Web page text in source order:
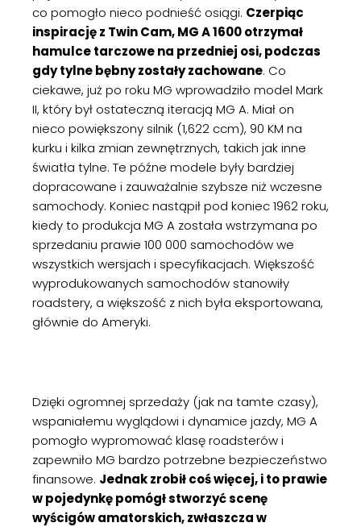
co pomogło nieco podnieść osiągi. Czerpiąc
inspirację z Twin Cam, MG A 1600 otrzymał
hamulce tarczowe na przedniej osi, podczas
gdy tylne bębny zostały zachowane. Co
ciekawe, już po roku MG wprowadziło model Mark
II, który był ostateczną iteracją MG A. Miał on
nieco powiększony silnik (1,622 ccm), 90 KM na
kurku i kilka zmian zewnętrznych, takich jak inne
światła tylne. Te późne modele były bardziej
dopracowane i zauważalnie szybsze niż wczesne
samochody. Koniec nastąpił pod koniec 1962 roku,
kiedy to produkcja MG A została wstrzymana po
sprzedaniu prawie 100 000 samochodów we
wszystkich wersjach i specyfikacjach. Większość
wyprodukowanych samochodów stanowiły
roadstery, a większość z nich była eksportowana,
głównie do Ameryki.
Dzięki ogromnej sprzedaży (jak na tamte czasy),
wspaniałemu wyglądowi i dynamice jazdy, MG A
pomogło wypromować klasę roadsterów i
zapewniło MG bardzo potrzebne bezpieczeństwo
finansowe. Jednak zrobił coś więcej, i to prawie
w pojedynkę pomógł stworzyć scenę
wyścigów amatorskich, zwłaszcza w